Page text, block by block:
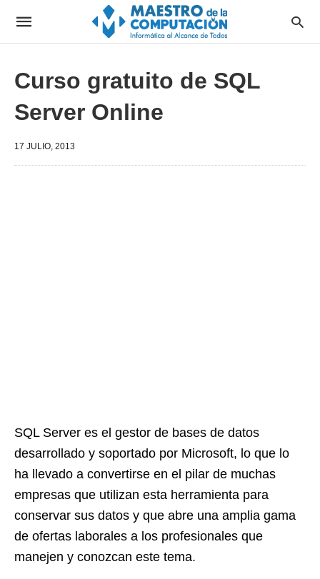
Curso gratuito de SQL
Server Online
17 JULIO, 2013
SQL Server es el gestor de bases de datos
desarrollado y soportado por Microsoft, lo que lo
ha llevado a convertirse en el pilar de muchas
empresas que utilizan esta herramienta para
conservar sus datos y que abre una amplia gama
de ofertas laborales a los profesionales que
manejen y conozcan este tema.